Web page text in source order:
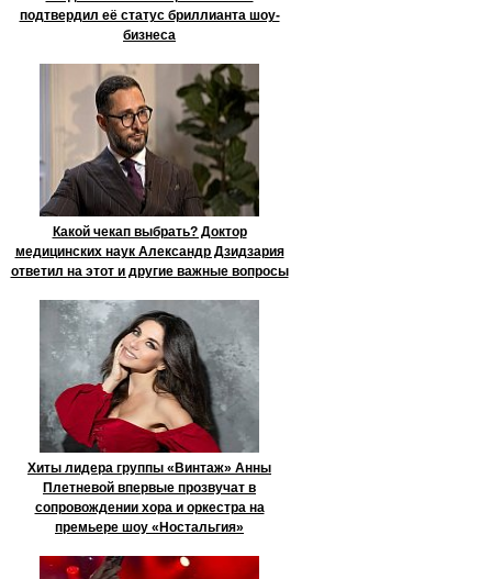
подтвердил её статус бриллианта шоу-
бизнеса
Какой чекап выбрать? Доктор
медицинских наук Александр Дзидзария
ответил на этот и другие важные вопросы
Хиты лидера группы «Винтаж» Анны
Плетневой впервые прозвучат в
сопровождении хора и оркестра на
премьере шоу «Ностальгия»